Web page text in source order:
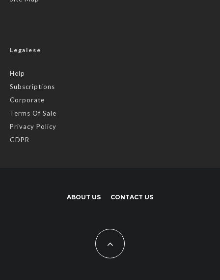
Legalese
Help
Subscriptions
Corporate
Terms Of Sale
Privacy Policy
GDPR
ABOUT US CONTACT US